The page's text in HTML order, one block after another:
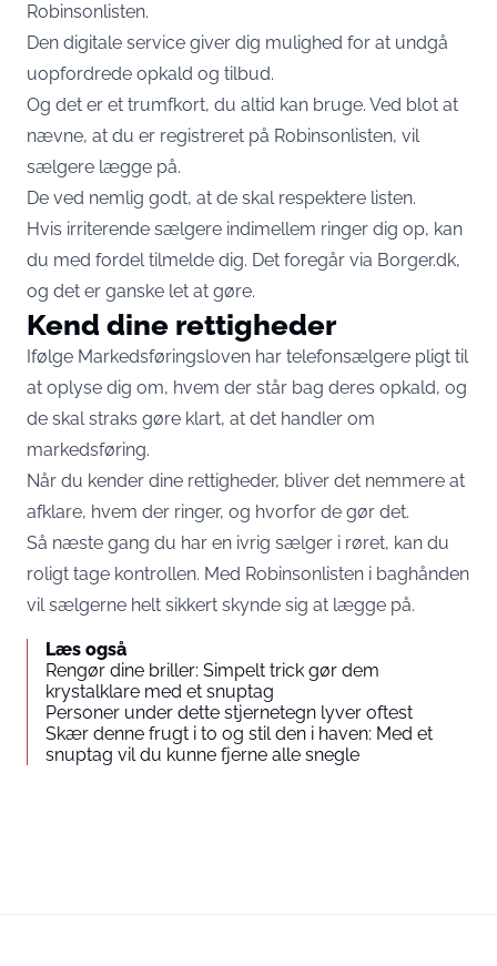
Robinsonlisten.
Den digitale service giver dig mulighed for at undgå
uopfordrede opkald og tilbud.
Og det er et trumfkort, du altid kan bruge. Ved blot at
nævne, at du er registreret på Robinsonlisten, vil
sælgere lægge på.
De ved nemlig godt, at de skal respektere listen.
Hvis irriterende sælgere indimellem ringer dig op, kan
du med fordel tilmelde dig. Det foregår via Borger.dk,
og det er ganske let at gøre.
Kend dine rettigheder
Ifølge Markedsføringsloven har telefonsælgere pligt til
at oplyse dig om, hvem der står bag deres opkald, og
de skal straks gøre klart, at det handler om
markedsføring.
Når du kender dine rettigheder, bliver det nemmere at
afklare, hvem der ringer, og hvorfor de gør det.
Så næste gang du har en ivrig sælger i røret, kan du
roligt tage kontrollen. Med Robinsonlisten i baghånden
vil sælgerne helt sikkert skynde sig at lægge på.
Læs også
Rengør dine briller: Simpelt trick gør dem
krystalklare med et snuptag
Personer under dette stjernetegn lyver oftest
Skær denne frugt i to og stil den i haven: Med et
snuptag vil du kunne fjerne alle snegle